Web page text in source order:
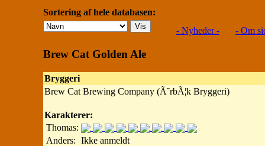
Sortering af hele databasen:
- Nyheder -
- Om
Brew Cat Golden Ale
Bryggeri
Brew Cat Brewing Company (Ã˜rbÃ¦k Bryggeri)
Karakterer:
Thomas:
Anders: Ikke anmeldt